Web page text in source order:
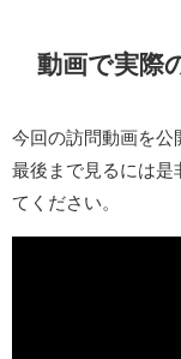
動画で実際
今回の訪問動画を公
最後まで見るには是
てください。